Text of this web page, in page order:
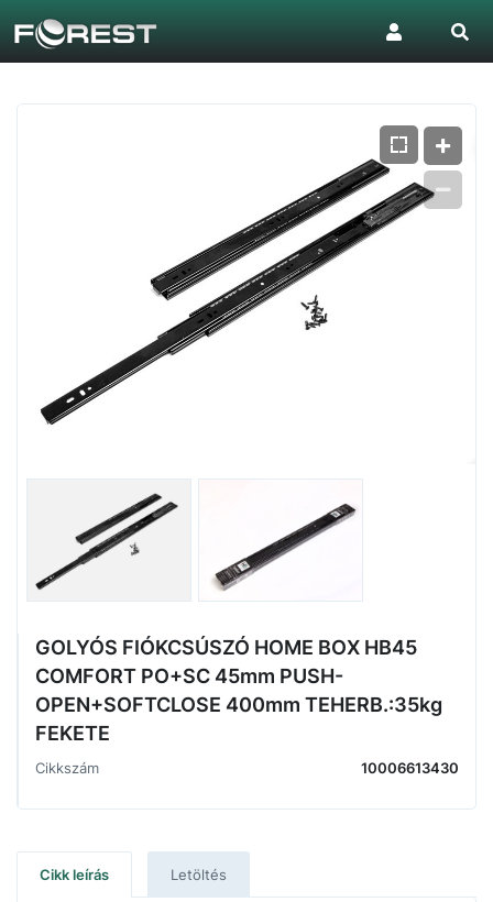
GOLYÓS FIÓKCSÚSZÓ HOME BOX HB45
COMFORT PO+SC 45mm PUSH-
OPEN+SOFTCLOSE 400mm TEHERB.:35kg
FEKETE
Cikkszám 10006613430
Cikk leírás Letöltés